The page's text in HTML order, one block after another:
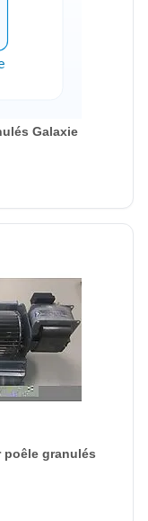
Galaxie
poêle granulés